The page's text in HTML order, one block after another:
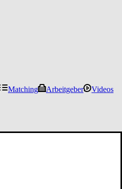
Matching Arbeitgeber
Videos